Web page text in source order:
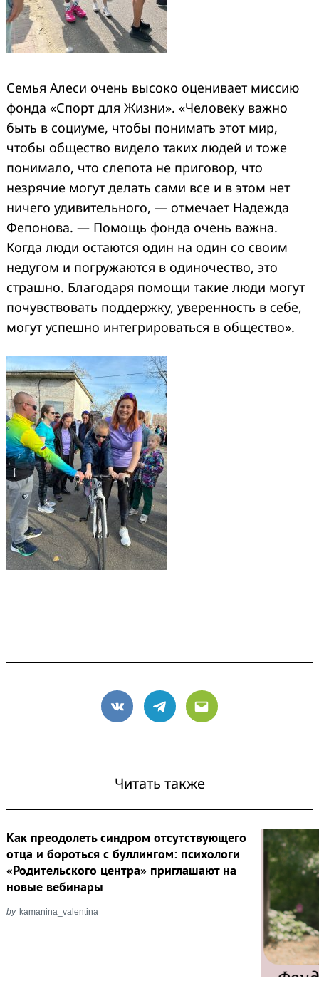
Семья Алеси очень высоко оценивает миссию
фонда «Спорт для Жизни». «Человеку важно
быть в социуме, чтобы понимать этот мир,
чтобы общество видело таких людей и тоже
понимало, что слепота не приговор, что
незрячие могут делать сами все и в этом нет
ничего удивительного, — отмечает Надежда
Фепонова. — Помощь фонда очень важна.
Когда люди остаются один на один со своим
недугом и погружаются в одиночество, это
страшно. Благодаря помощи такие люди могут
почувствовать поддержку, уверенность в себе,
могут успешно интегрироваться в общество».
VK Telegram
Email
Читать также
Как преодолеть синдром отсутствующего
отца и бороться с буллингом: психологи
«Родительского центра» приглашают на
новые вебинары
by kamanina_valentina